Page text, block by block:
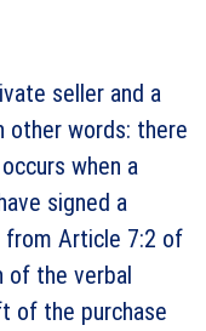
seller and a
other words: there
when a
signed a
from Article 7:2 of
of the verbal
of the purchase